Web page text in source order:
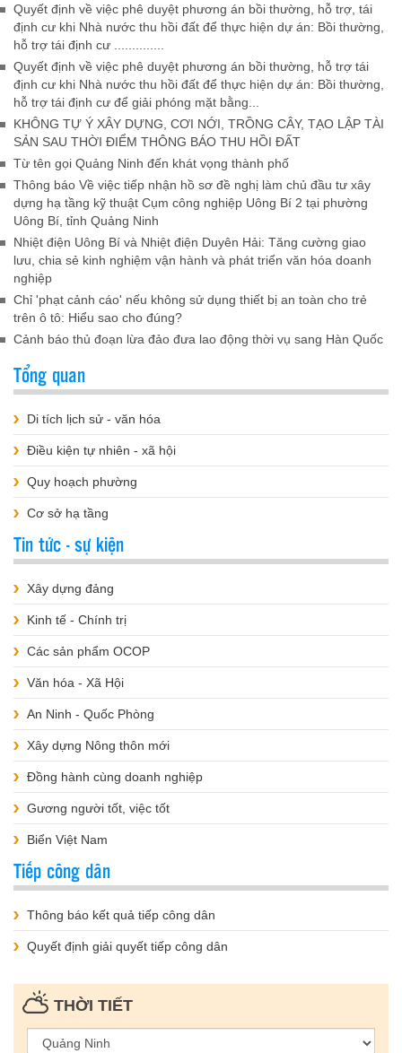
Quyết định về việc phê duyệt phương án bồi thường, hỗ trợ, tái
định cư khi Nhà nước thu hồi đất để thực hiện dự án: Bồi thường,
hỗ trợ tái định cư ..............
Quyết định về việc phê duyệt phương án bồi thường, hỗ trợ tái
định cư khi Nhà nước thu hồi đất để thực hiện dự án: Bồi thường,
hỗ trợ tái định cư để giải phóng mặt bằng...
KHÔNG TỰ Ý XÂY DỰNG, CƠI NỚI, TRỒNG CÂY, TẠO LẬP TÀI
SẢN SAU THỜI ĐIỂM THÔNG BÁO THU HỒI ĐẤT
Từ tên gọi Quảng Ninh đến khát vọng thành phố
Thông báo Về việc tiếp nhận hồ sơ đề nghị làm chủ đầu tư xây
dựng hạ tầng kỹ thuật Cụm công nghiệp Uông Bí 2 tại phường
Uông Bí, tỉnh Quảng Ninh
Nhiệt điện Uông Bí và Nhiệt điện Duyên Hải: Tăng cường giao
lưu, chia sẻ kinh nghiệm vận hành và phát triển văn hóa doanh
nghiệp
Chỉ 'phạt cảnh cáo' nếu không sử dụng thiết bị an toàn cho trẻ
trên ô tô: Hiểu sao cho đúng?
Cảnh báo thủ đoạn lừa đảo đưa lao động thời vụ sang Hàn Quốc
Tổng quan
Di tích lịch sử - văn hóa
Điều kiện tự nhiên - xã hội
Quy hoạch phường
Cơ sở hạ tầng
Tin tức - sự kiện
Xây dựng đảng
Kinh tế - Chính trị
Các sản phẩm OCOP
Văn hóa - Xã Hội
An Ninh - Quốc Phòng
Xây dựng Nông thôn mới
Đồng hành cùng doanh nghiệp
Gương người tốt, việc tốt
Biển Việt Nam
Tiếp công dân
Thông báo kết quả tiếp công dân
Quyết định giải quyết tiếp công dân
THỜI TIẾT